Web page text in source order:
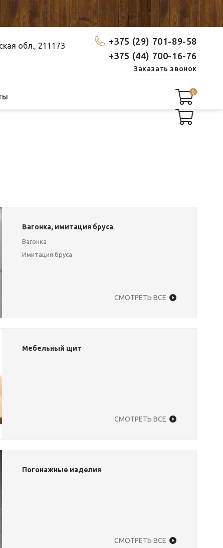
+375 (29) 701-89-58
+375 (44) 700-16-76
Заказать звонок
обл., 211173
0
0
Вагонка, имитация бруса
Вагонка
Имитация бруса
СМОТРЕТЬ ВСЕ
Мебельный щит
СМОТРЕТЬ ВСЕ
Погонажные изделия
СМОТРЕТЬ ВСЕ